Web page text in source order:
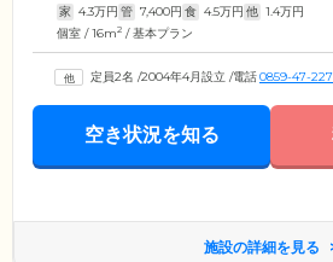
家 4.3万円 管 7,400円 食 4.5万円 他 1.4万円
個室 / 16m2 / 基本プラン
定員2名 /2004年4月設立 /電話0859-47-
空き状況を知る
施設の詳細を見る